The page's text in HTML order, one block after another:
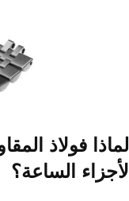
لأجزاء الساعة؟